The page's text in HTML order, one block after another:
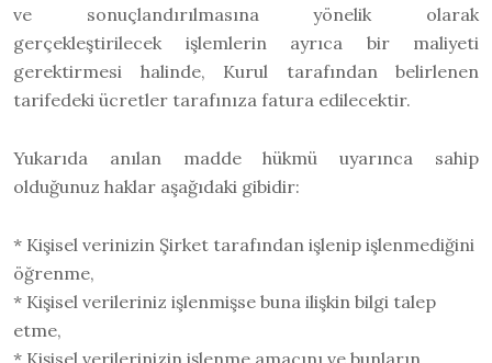
ve sonuçlandırılmasına yönelik olarak
gerçekleştirilecek işlemlerin ayrıca bir maliyeti
gerektirmesi halinde, Kurul tarafından belirlenen
tarifedeki ücretler tarafınıza fatura edilecektir.
Yukarıda anılan madde hükmü uyarınca sahip
olduğunuz haklar aşağıdaki gibidir:
* Kişisel verinizin Şirket tarafından işlenip işlenmediğini
öğrenme,
* Kişisel verileriniz işlenmişse buna ilişkin bilgi talep
etme,
* Kişisel verilerinizin işlenme amacını ve bunların